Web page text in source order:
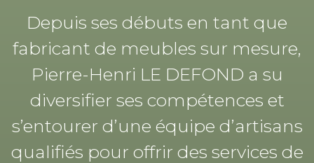
Depuis ses débuts en tant que
fabricant de meubles sur mesure,
Pierre-Henri LE DEFOND a su
diversifier ses compétences et
s’entourer d’une équipe d’artisans
qualifiés pour offrir des services de